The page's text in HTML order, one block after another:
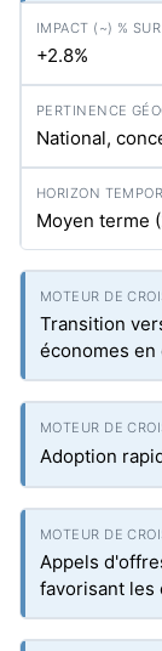
+2.8%
National,
Moyen terme
Transition
économes en
Adoption
Appels
favorisant les